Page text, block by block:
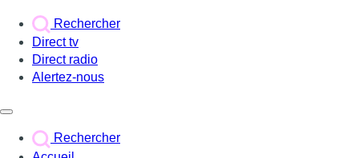
Rechercher
Direct tv
Direct radio
Alertez-nous
Rechercher